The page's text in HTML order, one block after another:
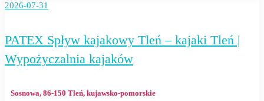
2026-07-31
PATEX Spływ kajakowy Tleń – kajaki Tleń |
Wypożyczalnia kajaków
Sosnowa, 86-150 Tleń, kujawsko-pomorskie